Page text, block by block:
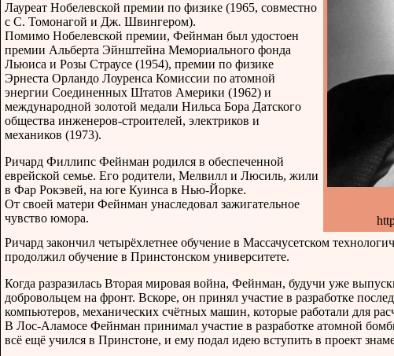
Лауреат Нобелевской премии по физике (1965, совместно
с С. Томонагой и Дж. Швингером).
Помимо Нобелевской премии, Фейнман был удостоен
премии Альберта Эйнштейна Мемориального фонда
Льюиса и Розы Страусе (1954), премии по физике
Эрнеста Орландо Лоуренса Комиссии по атомной
энергии Соединенных Штатов Америки (1962) и
международной золотой медали Нильса Бора Датского
общества инженеров-строителей, электриков и
механиков (1973).
Ричард Филлипс Фейнман родился в обеспеченной
еврейской семье. Его родители, Мелвилл и Люсиль, жили
в Фар Рокэвей, на юге Куинса в Нью-Йорке.
От своей матери Фейнман унаследовал зажигательное
чувство юмора.
Ричард закончил четырёхлетнее обучение в Массачусетском
продолжил обучение в Принстонском университете.
Когда разразилась Вторая мировая война, Фейнман, будучи уже
добровольцем на фронт. Вскоре, он принял участие в разработке
компьютеров, механических счётных машин, которые работали для
В Лос-Аламосе Фейнман принимал участие в разработке атомной
всё ещё учился в Принстоне, и ему подал идею вступить в проект